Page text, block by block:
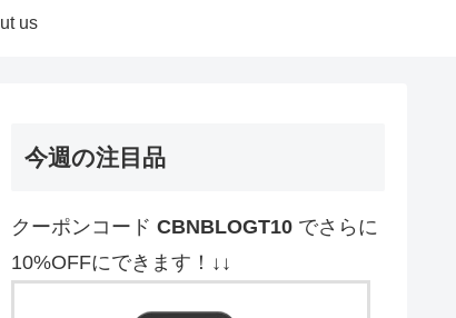
us
今週の注目品
クーポンコード CBNBLOGT10 でさらに
10%OFFにできます！↓↓